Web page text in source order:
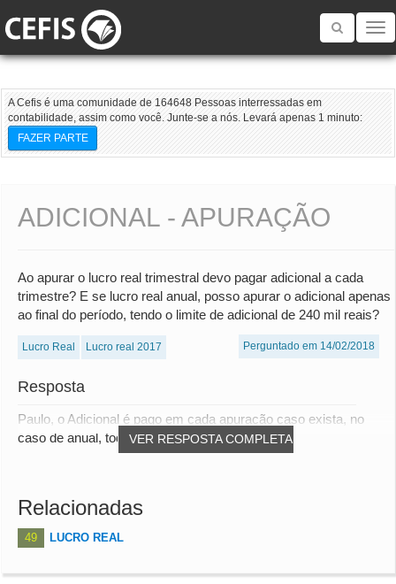
Toggle
A Cefis é uma comunidade de 164648 Pessoas interressadas em
contabilidade, assim como você. Junte-se a nós. Levará apenas 1 minuto:
FAZER PARTE
ADICIONAL - APURAÇÃO
Ao apurar o lucro real trimestral devo pagar adicional a cada
trimestre? E se lucro real anual, posso apurar o adicional apenas
ao final do período, tendo o limite de adicional de 240 mil reais?
Lucro Real Lucro real 2017 Perguntado em 14/02/2018
Resposta
VER RESPOSTA COMPLETA
Paulo, o Adicional é pago em cada apuração caso exista, no
caso de anual, todos os meses e o de ence...
Relacionadas
49 LUCRO REAL